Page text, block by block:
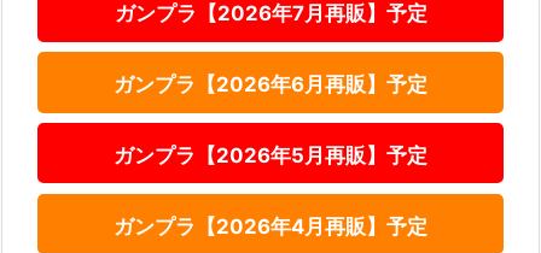
ガンプラ【2026年7月再販】予定
ガンプラ【2026年6月再販】予定
ガンプラ【2026年5月再販】予定
ガンプラ【2026年4月再販】予定